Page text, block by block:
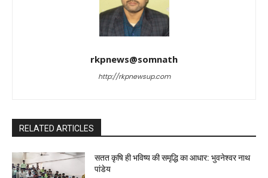
rkpnews@somnath
http://rkpnewsup.com
RELATED ARTICLES
सतत कृषि ही भविष्य की समृद्धि का आधार: भुवनेश्वर नाथ
पांडेय